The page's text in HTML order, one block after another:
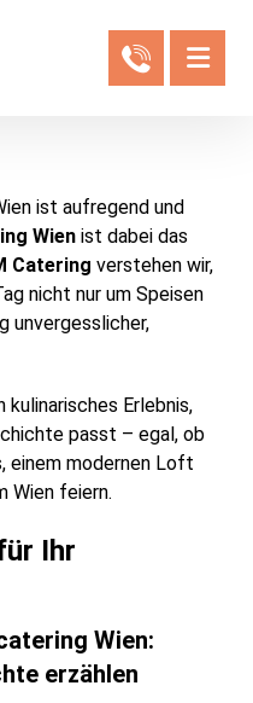
ist aufregend und
Wien ist dabei das
Catering verstehen wir,
nicht nur um Speisen
unvergesslicher,
kulinarisches Erlebnis,
passt – egal, ob
einem modernen Loft
Wien feiern.
Ihr
Wien:
erzählen